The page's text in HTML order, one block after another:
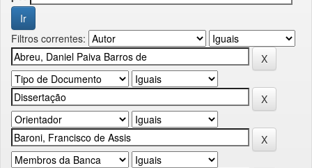
Filtros correntes: